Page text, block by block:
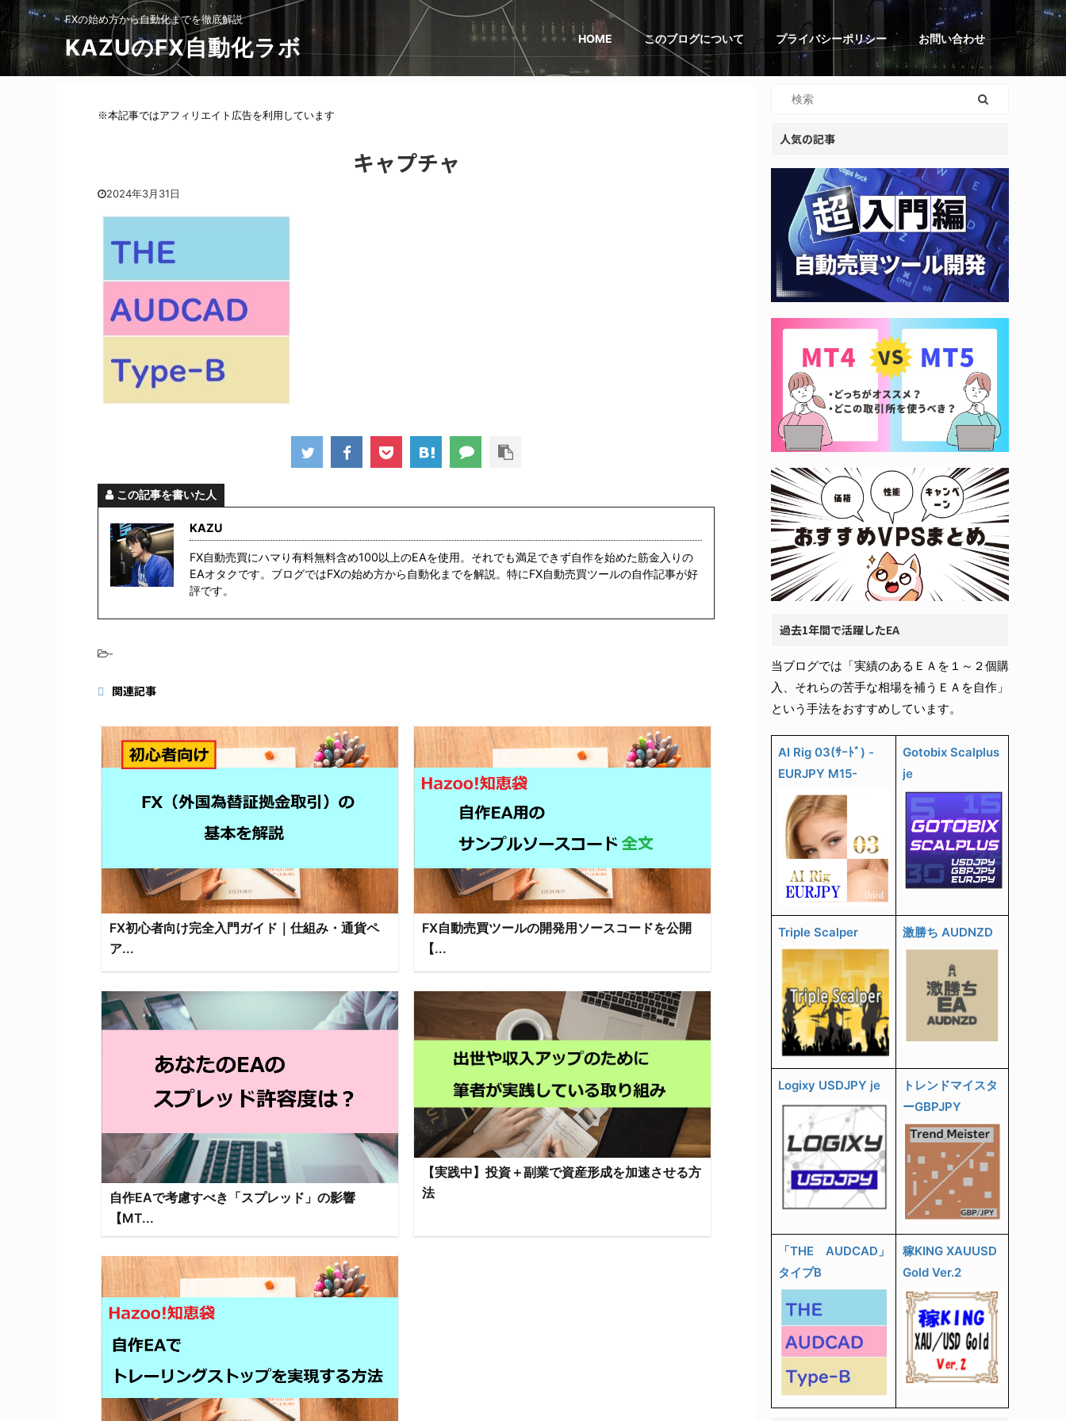
FXの始め方から自動化までを徹底解説
KAZUのFX自動化ラボ HOME このブログについて プライバシーポリシー お問い合わせ
※本記事ではアフィリエイト広告を利用しています
キャプチャ
2024年3月31日
この記事を書いた人
KAZU
FX自動売買にハマり有料無料含め100以上のEAを使用。それでも満足できず自作を始めた筋金入りの
EAオタクです。ブログではFXの始め方から自動化までを解説。特にFX自動売買ツールの自作記事が好
評です。
-
関連記事
FX初心者向け完全入門ガイド｜仕組み・通貨ペ
ア...
FX自動売買ツールの開発用ソースコードを公開
【...
自作EAで考慮すべき「スプレッド」の影響
【MT...
【実践中】投資＋副業で資産形成を加速させる方
法
人気の記事
過去1年間で活躍したEA
当ブログでは「実績のあるＥＡを１～２個購
入、それらの苦手な相場を補うＥＡを自作」
という手法をおすすめしています。
AI Rig 03(ｻｰﾄﾞ) -
EURJPY M15-
Gotobix Scalplus
je
Triple Scalper 激勝ち AUDNZD
Logixy USDJPY je
トレンドマイスタ
ーGBPJPY
「THE AUDCAD」
タイプB
稼KING XAUUSD
Gold Ver.2